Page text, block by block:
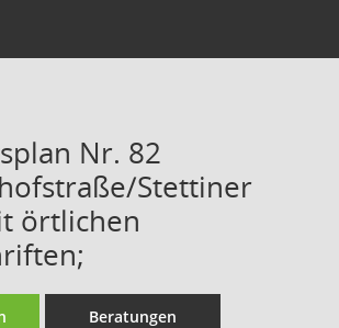
Nr. 82
Stettiner
örtlichen
Beratungen